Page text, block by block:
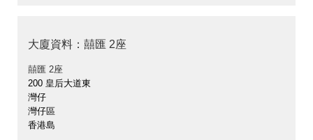
大廈資料：囍匯 2座
囍匯 2座
200 皇后大道東
灣仔
灣仔區
香港島